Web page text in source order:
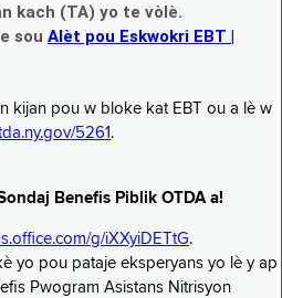
kach (TA) yo te vòlè.
sou Alèt pou Eskwokri EBT |
kijan pou w bloke kat EBT ou a lè w
5261 .
Benefis Piblik OTDA a!
g/iXXyiDETtG.
yo pou pataje eksperyans yo lè y ap
Pwogram Asistans Nitrisyon